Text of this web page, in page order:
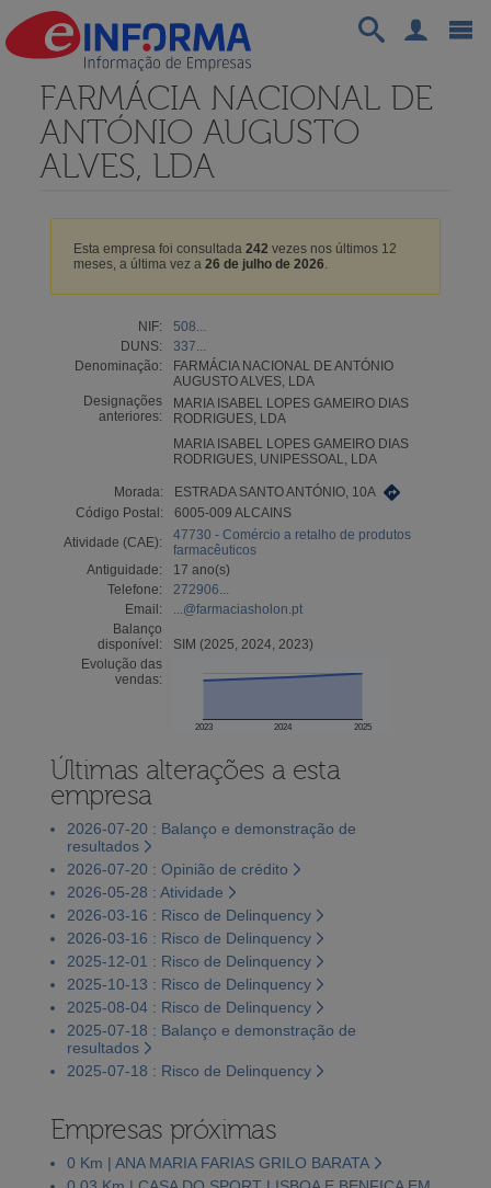
FARMÁCIA NACIONAL DE
ANTÓNIO AUGUSTO
ALVES, LDA
Esta empresa foi consultada 242 vezes nos últimos 12
meses, a última vez a 26 de julho de 2026.
NIF:
508...
DUNS:
337...
Denominação:
FARMÁCIA NACIONAL DE ANTÓNIO
AUGUSTO ALVES, LDA
Designações
anteriores:
MARIA ISABEL LOPES GAMEIRO DIAS
RODRIGUES, LDA
MARIA ISABEL LOPES GAMEIRO DIAS
RODRIGUES, UNIPESSOAL, LDA
Morada:
ESTRADA SANTO ANTÓNIO, 10A
Código Postal:
6005-009 ALCAINS
Atividade (CAE):
47730 - Comércio a retalho de produtos
farmacêuticos
Antiguidade:
17 ano(s)
Telefone:
272906...
Email:
...@farmaciasholon.pt
Balanço
disponível:
SIM (2025, 2024, 2023)
Evolução das
vendas:
2023 2024 2025
Últimas alterações a esta
empresa
2026-07-20 : Balanço e demonstração de
resultados
2026-07-20 : Opinião de crédito
2026-05-28 : Atividade
2026-03-16 : Risco de Delinquency
2026-03-16 : Risco de Delinquency
2025-12-01 : Risco de Delinquency
2025-10-13 : Risco de Delinquency
2025-08-04 : Risco de Delinquency
2025-07-18 : Balanço e demonstração de
resultados
2025-07-18 : Risco de Delinquency
Empresas próximas
0 Km | ANA MARIA FARIAS GRILO BARATA